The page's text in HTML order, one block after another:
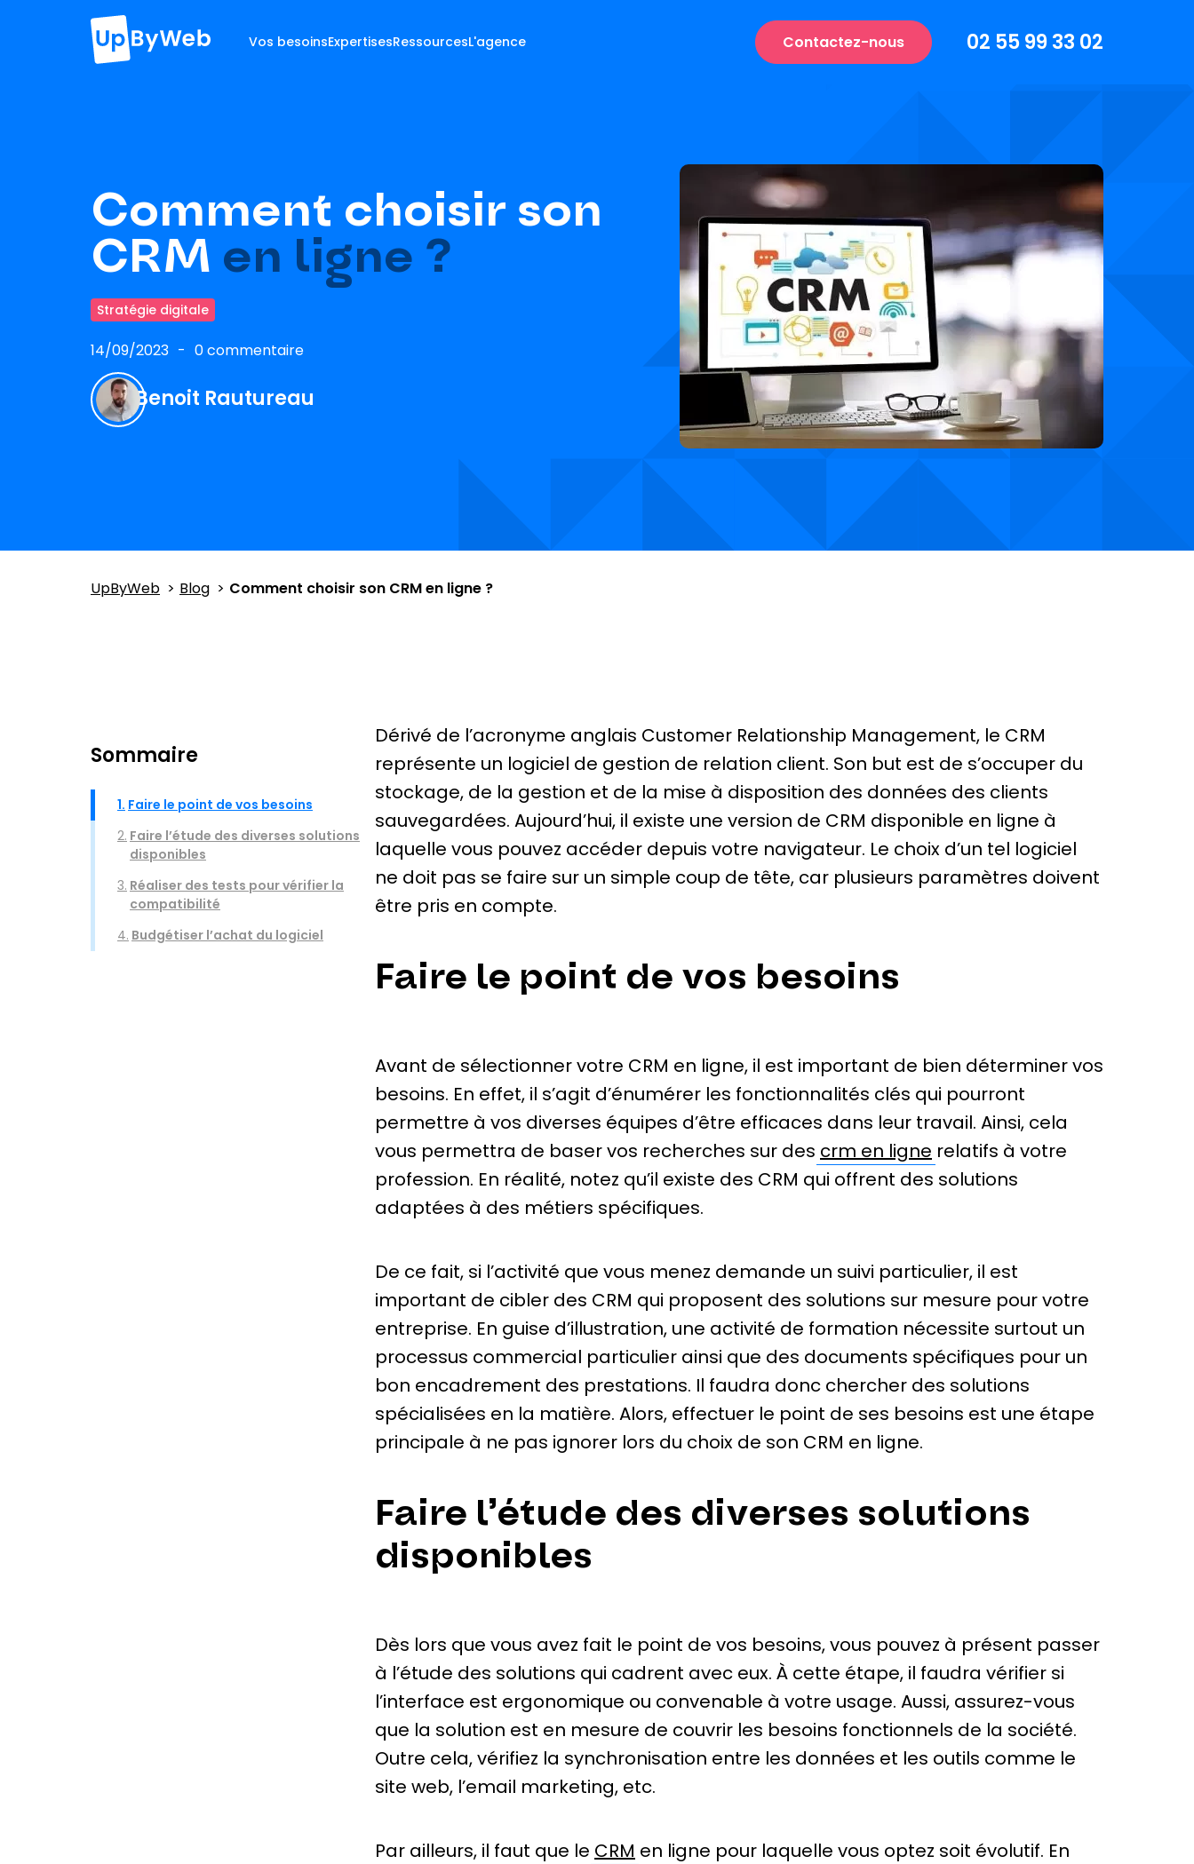
Vos besoinsExpertisesRessourcesL'agence Contactez-nous 02 55 99 33 02
Comment choisir son
CRM en ligne ?
Stratégie digitale
14/09/2023 0 commentaire
Benoit Rautureau
UpByWeb Blog Comment choisir son CRM en ligne ?
Sommaire
1. Faire le point de vos besoins
2. Faire l’étude des diverses solutions
disponibles
3. Réaliser des tests pour vérifier la
compatibilité
4. Budgétiser l’achat du logiciel
Dérivé de l’acronyme anglais Customer Relationship Management, le CRM
représente un logiciel de gestion de relation client. Son but est de s’occuper du
stockage, de la gestion et de la mise à disposition des données des clients
sauvegardées. Aujourd’hui, il existe une version de CRM disponible en ligne à
laquelle vous pouvez accéder depuis votre navigateur. Le choix d’un tel logiciel
ne doit pas se faire sur un simple coup de tête, car plusieurs paramètres doivent
être pris en compte.
Faire le point de vos besoins
Avant de sélectionner votre CRM en ligne, il est important de bien déterminer vos
besoins. En effet, il s’agit d’énumérer les fonctionnalités clés qui pourront
permettre à vos diverses équipes d’être efficaces dans leur travail. Ainsi, cela
vous permettra de baser vos recherches sur des crm en ligne relatifs à votre
profession. En réalité, notez qu’il existe des CRM qui offrent des solutions
adaptées à des métiers spécifiques.
De ce fait, si l’activité que vous menez demande un suivi particulier, il est
important de cibler des CRM qui proposent des solutions sur mesure pour votre
entreprise. En guise d’illustration, une activité de formation nécessite surtout un
processus commercial particulier ainsi que des documents spécifiques pour un
bon encadrement des prestations. Il faudra donc chercher des solutions
spécialisées en la matière. Alors, effectuer le point de ses besoins est une étape
principale à ne pas ignorer lors du choix de son CRM en ligne.
Faire l’étude des diverses solutions
disponibles
Dès lors que vous avez fait le point de vos besoins, vous pouvez à présent passer
à l’étude des solutions qui cadrent avec eux. À cette étape, il faudra vérifier si
l’interface est ergonomique ou convenable à votre usage. Aussi, assurez-vous
que la solution est en mesure de couvrir les besoins fonctionnels de la société.
Outre cela, vérifiez la synchronisation entre les données et les outils comme le
site web, l’email marketing, etc.
Par ailleurs, il faut que le CRM en ligne pour laquelle vous optez soit évolutif. En